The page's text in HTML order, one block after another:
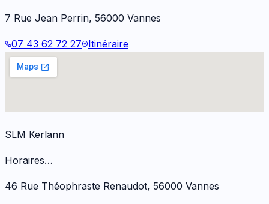
7 Rue Jean Perrin, 56000 Vannes
07 43 62 72 27 Itinéraire
SLM Kerlann
Horaires…
46 Rue Théophraste Renaudot, 56000 Vannes